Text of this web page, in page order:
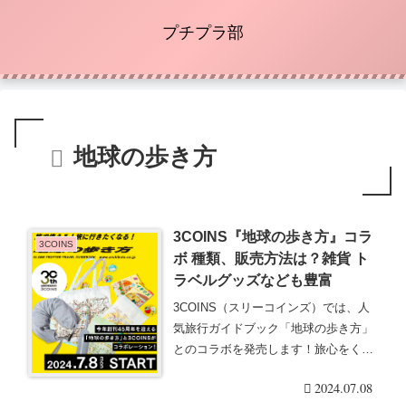
プチプラ部
地球の歩き方
3COINS
3COINS『地球の歩き方』コラ
ボ 種類、販売方法は？雑貨 ト
ラベルグッズなども豊富
3COINS（スリーコインズ）では、人
気旅行ガイドブック「地球の歩き方」
とのコラボを発売します！旅心をくす
2024.07.08